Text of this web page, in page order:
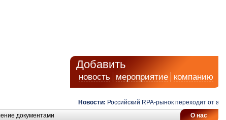
Добавить
новость мероприятие компанию
Новости: Российский RPA-рынок переходит от
О нас
документами